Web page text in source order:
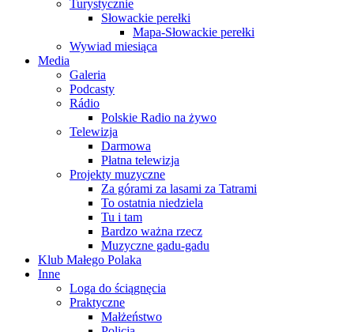
Turystycznie
Słowackie perełki
Mapa-Słowackie perełki
Wywiad miesiąca
Media
Galeria
Podcasty
Rádio
Polskie Radio na żywo
Telewizja
Darmowa
Płatna telewizja
Projekty muzyczne
Za górami za lasami za Tatrami
To ostatnia niedziela
Tu i tam
Bardzo ważna rzecz
Muzyczne gadu-gadu
Klub Małego Polaka
Inne
Loga do ściągnęcia
Praktyczne
Małżeństwo